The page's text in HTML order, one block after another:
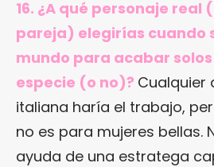
16. ¿A qué personaje real
pareja) elegirías cuando
mundo para acabar
especie (o no)? Cualquier
italiana haría el trabajo,
no es para mujeres bellas.
ayuda de una estratega